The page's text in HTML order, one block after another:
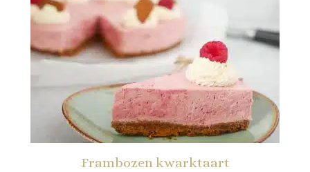
Frambozen kwarktaart